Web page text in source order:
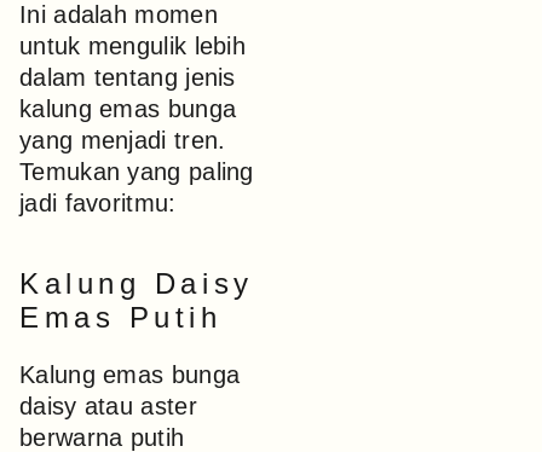
Ini adalah momen
untuk mengulik lebih
dalam tentang jenis
kalung emas bunga
yang menjadi tren.
Temukan yang paling
jadi favoritmu:
Kalung Daisy
Emas Putih
Kalung emas bunga
daisy atau aster
berwarna putih